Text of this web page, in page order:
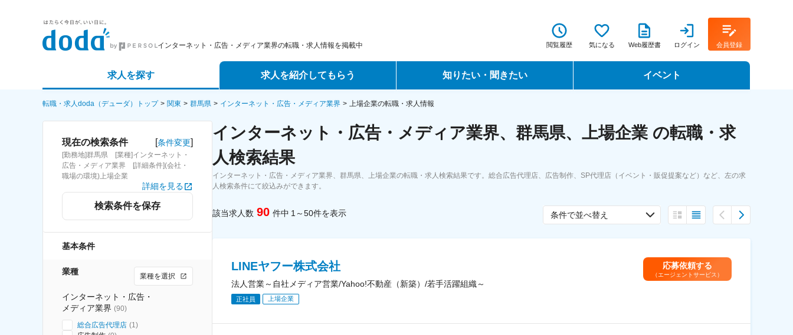
インターネット・広告・メディア業界の転職・求人情報を掲載中 閲覧履歴 気になる Web履歴書 ログイン 会員登録
求人を探す
詳細条件から探す
求人特集から探す
求人を紹介してもらう
エージェントサービス
スカウトサービス
パートナーエージェントサービス
知りたい・聞きたい
転職ノウハウ
データで見る転職
イベント
転職フェア
転職・求人doda（デューダ）トップ 関東 群馬県 インターネット・広告・メディア業界 上場企業の転職・求人情報
現在の検索条件 [条件変更]
[勤務地]群馬県 [業種]インターネット・
広告・メディア業界 [詳細条件](会社・
職場の環境)上場企業
詳細を見る
検索条件を保存
基本条件
業種 業種を選択
インターネット・広告・
メディア業界 (90)
総合広告代理店 (1)
インターネット・広告・メディア業界、群馬県、上場企業 の転職・求
人検索結果
インターネット・広告・メディア業界、群馬県、上場企業の転職・求人検索結果です。総合広告代理店、広告制作、SP代理店（イベント・販促提案など）など、左の求
人検索条件にて絞込みができます。
該当求人数 90 件中 1～50件を表示 条件で並べ替え
LINEヤフー株式会社
法人営業～自社メディア営業/Yahoo!不動産（新築）/若手活躍組織～
正社員 上場企業
応募依頼する
（エージェントサービス）